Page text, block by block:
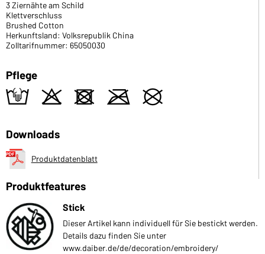
3 Ziernähte am Schild
Klettverschluss
Brushed Cotton
Herkunftsland: Volksrepublik China
Zolltarifnummer: 65050030
Pflege
t o d m U
Downloads
Produktdatenblatt
Produktfeatures
Stick
Dieser Artikel kann individuell für Sie bestickt werden.
Details dazu finden Sie unter
www.daiber.de/de/decoration/embroidery/